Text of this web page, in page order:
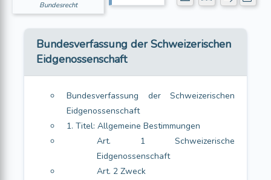
Bundesrecht
Bundesverfassung der Schweizerischen
Eidgenossenschaft
Bundesverfassung der Schweizerischen
Eidgenossenschaft
1. Titel: Allgemeine Bestimmungen
Art. 1 Schweizerische
Eidgenossenschaft
Art. 2 Zweck